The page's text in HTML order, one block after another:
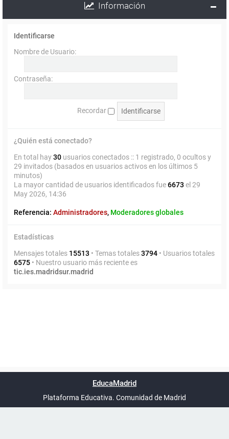
Información
Identificarse
Nombre de Usuario:
Contraseña:
Recordar
¿Quién está conectado?
En total hay30 usuarios conectados :: 1 registrado, 0 ocultos y
29 invitados (basados en usuarios activos en los últimos 5
minutos)
La mayor cantidad de usuarios identificados fue6673 el 29
May 2026, 14:36
Referencia: Administradores, Moderadores globales
Estadísticas
Mensajes totales 15513 • Temas totales3794 • Usuarios totales
6575 • Nuestro usuario más reciente es
tic.ies.madridsur.madrid
UTC+02:00
phpBB España
EducaMadrid
Plataforma Educativa. Comunidad de Madrid